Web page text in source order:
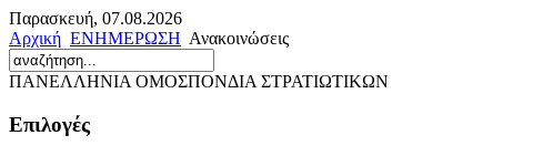
Παρασκευή, 07.08.2026
Αρχική ΕΝΗΜΕΡΩΣΗ Ανακοινώσεις
ΠΑΝΕΛΛΗΝΙΑ ΟΜΟΣΠΟΝΔΙΑ ΣΤΡΑΤΙΩΤΙΚΩΝ
Επιλογές